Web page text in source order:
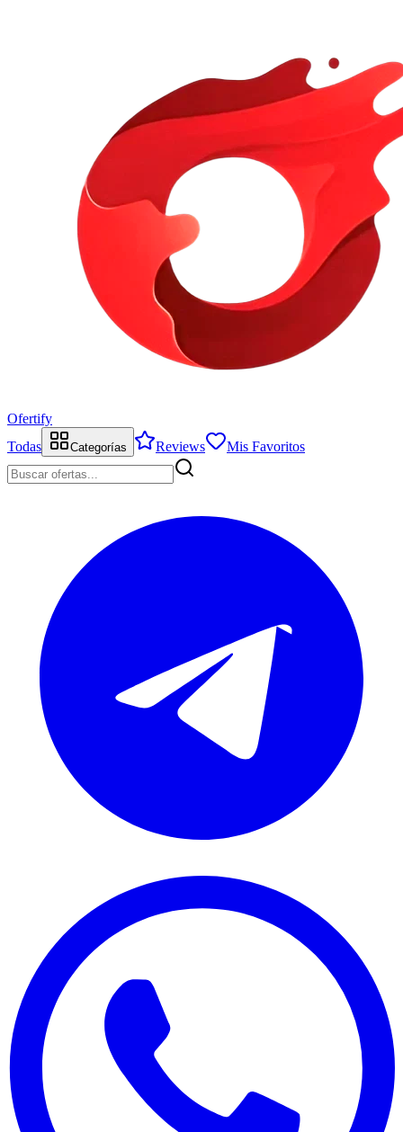
Ofertify
Todas
Categorías Reviews Mis Favoritos